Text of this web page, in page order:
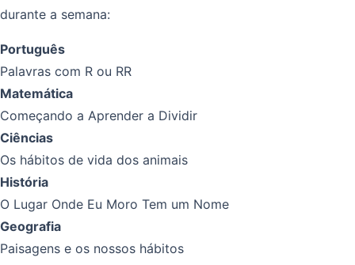
durante a semana:
Português
Palavras com R ou RR
Matemática
Começando a Aprender a Dividir
Ciências
Os hábitos de vida dos animais
História
O Lugar Onde Eu Moro Tem um Nome
Geografia
Paisagens e os nossos hábitos